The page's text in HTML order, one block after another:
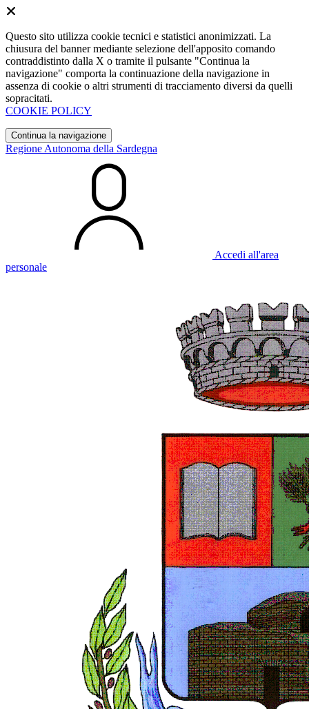
Questo sito utilizza cookie tecnici e statistici anonimizzati. La
chiusura del banner mediante selezione dell'apposito comando
contraddistinto dalla X o tramite il pulsante "Continua la
navigazione" comporta la continuazione della navigazione in
assenza di cookie o altri strumenti di tracciamento diversi da quelli
sopracitati.
COOKIE POLICY
Continua la navigazione
Regione Autonoma della Sardegna
Accedi all'area
personale